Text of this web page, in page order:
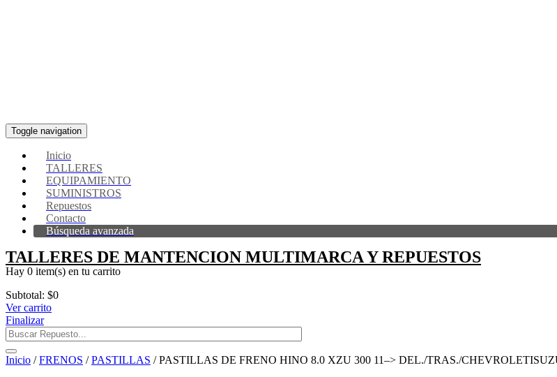
Toggle navigation
Inicio
TALLERES
EQUIPAMIENTO
SUMINISTROS
Repuestos
Contacto
Búsqueda avanzada
TALLERES DE MANTENCION MULTIMARCA Y REPUESTOS
Hay 0 item(s) en tu carrito
Subtotal: $0
Ver carrito
Finalizar
Inicio /FRENOS /PASTILLAS / PASTILLAS DE FRENO HINO 8.0 XZU 300 11–> DEL./TRAS./